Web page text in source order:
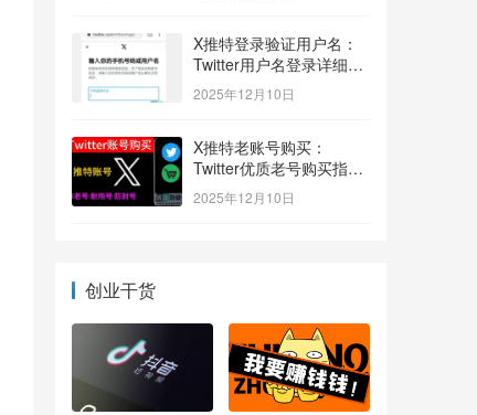
X推特登录验证用户名：
Twitter用户名登录详细指
南！
2025年12月10日
X推特老账号购买：
Twitter优质老号购买指
南！
2025年12月10日
创业干货